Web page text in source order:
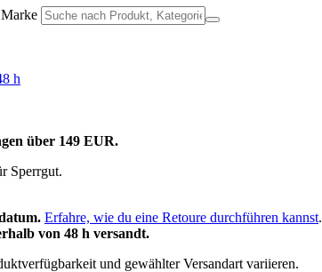
h
über 149 EUR.
Sperrgut.
Erfahre, wie du eine Retoure durchführen kannst.
von 48 h versandt.
und gewählter Versandart variieren.